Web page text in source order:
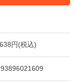
638円(税込)